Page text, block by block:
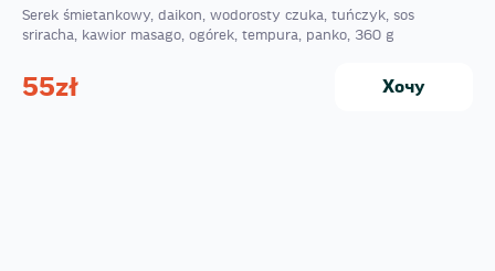
Serek śmietankowy, daikon, wodorosty czuka, tuńczyk, sos
sriracha, kawior masago, ogórek, tempura, panko, 360 g
55zł Хочу